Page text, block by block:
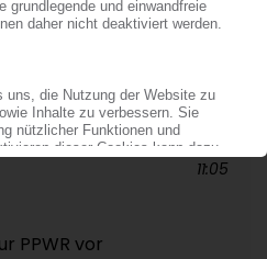
Teilnahme an EU-
auf /
soll Industrieposition
11:05
PPWR vor